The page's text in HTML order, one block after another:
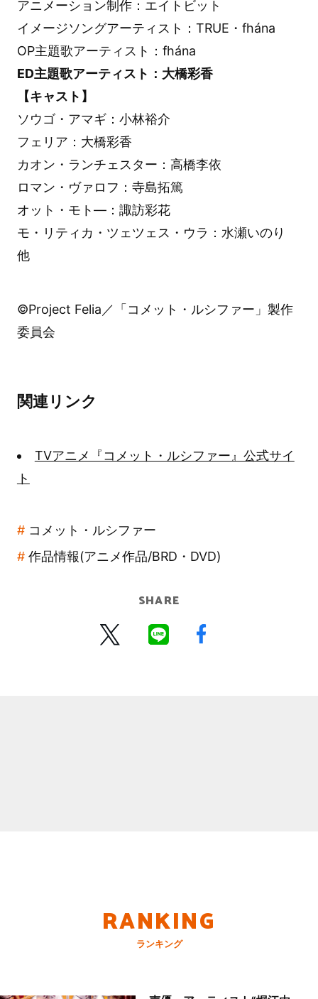
アニメーション制作：エイトビット
イメージソングアーティスト：TRUE・fhána
OP主題歌アーティスト：fhána
ED主題歌アーティスト：大橋彩香
【キャスト】
ソウゴ・アマギ：小林裕介
フェリア：大橋彩香
カオン・ランチェスター：高橋李依
ロマン・ヴァロフ：寺島拓篤
オット・モト―：諏訪彩花
モ・リティカ・ツェツェス・ウラ：水瀬いのり
他
©Project Felia／「コメット・ルシファー」製作
委員会
関連リンク
TVアニメ『コメット・ルシファー』公式サイ
ト
コメット・ルシファー
作品情報(アニメ作品/BRD・DVD)
SHARE
RANKING
ランキング